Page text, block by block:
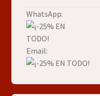
WhatsApp:
Email: